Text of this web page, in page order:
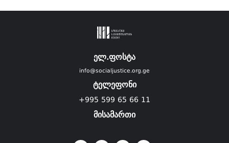
ელ.ფოსტა
info@socialjustice.org.ge
ტელეფონი
+995 599 65 66 11
მისამართი